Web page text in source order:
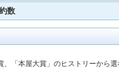
数
「本屋大賞」のヒストリーから選